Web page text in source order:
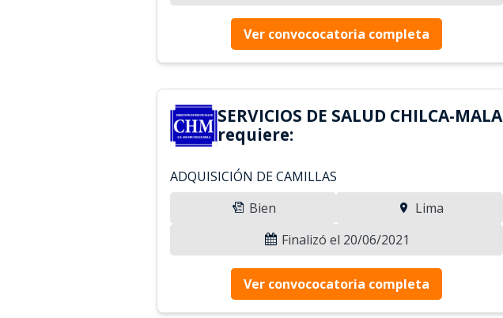
Ver convococatoria completa
SERVICIOS DE SALUD CHILCA-MALA
requiere:
ADQUISICIÓN DE CAMILLAS
Bien
Lima
Finalizó el 20/06/2021
Ver convococatoria completa